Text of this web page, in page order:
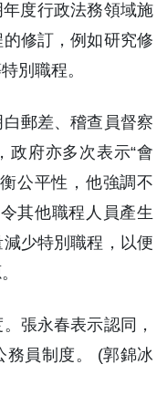
度行政法務領域施
修訂，例如研究修
別職程。
郵差、稽查員督察
政府亦多次表示“會
公平性，他強調不
其他職程人員產生
少特別職程，以便
張永春表示認同，
務員制度。 (郭錦冰